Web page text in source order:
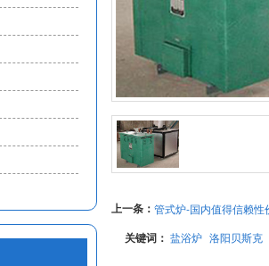
上一条：
关键词： 盐浴炉 洛阳贝斯克